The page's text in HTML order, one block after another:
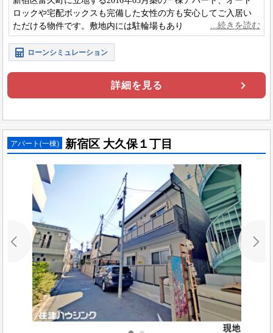
ロックや宅配ボックスも完備した女性の方も安心してご入居い
ただける物件です。敷地内には駐輪場もありますので入居者に
も嬉しい条件の物件ですね。
ローンシミュレーション
詳細を見る
アパート(一棟) 新宿区 大久保１丁目